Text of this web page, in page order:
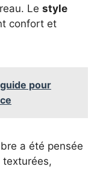
Le style
confort et
pour
a été pensée